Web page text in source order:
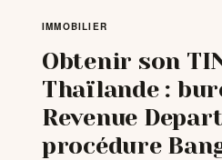
VISITER
MÉTÉO
IMMOBILIER
Obtenir son
Thaïlande :
Revenue
procédure